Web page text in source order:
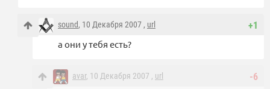
+1
sound, 10 Декабря 2007 , url
а они у тебя есть?
-6
avar, 10 Декабря 2007 , url